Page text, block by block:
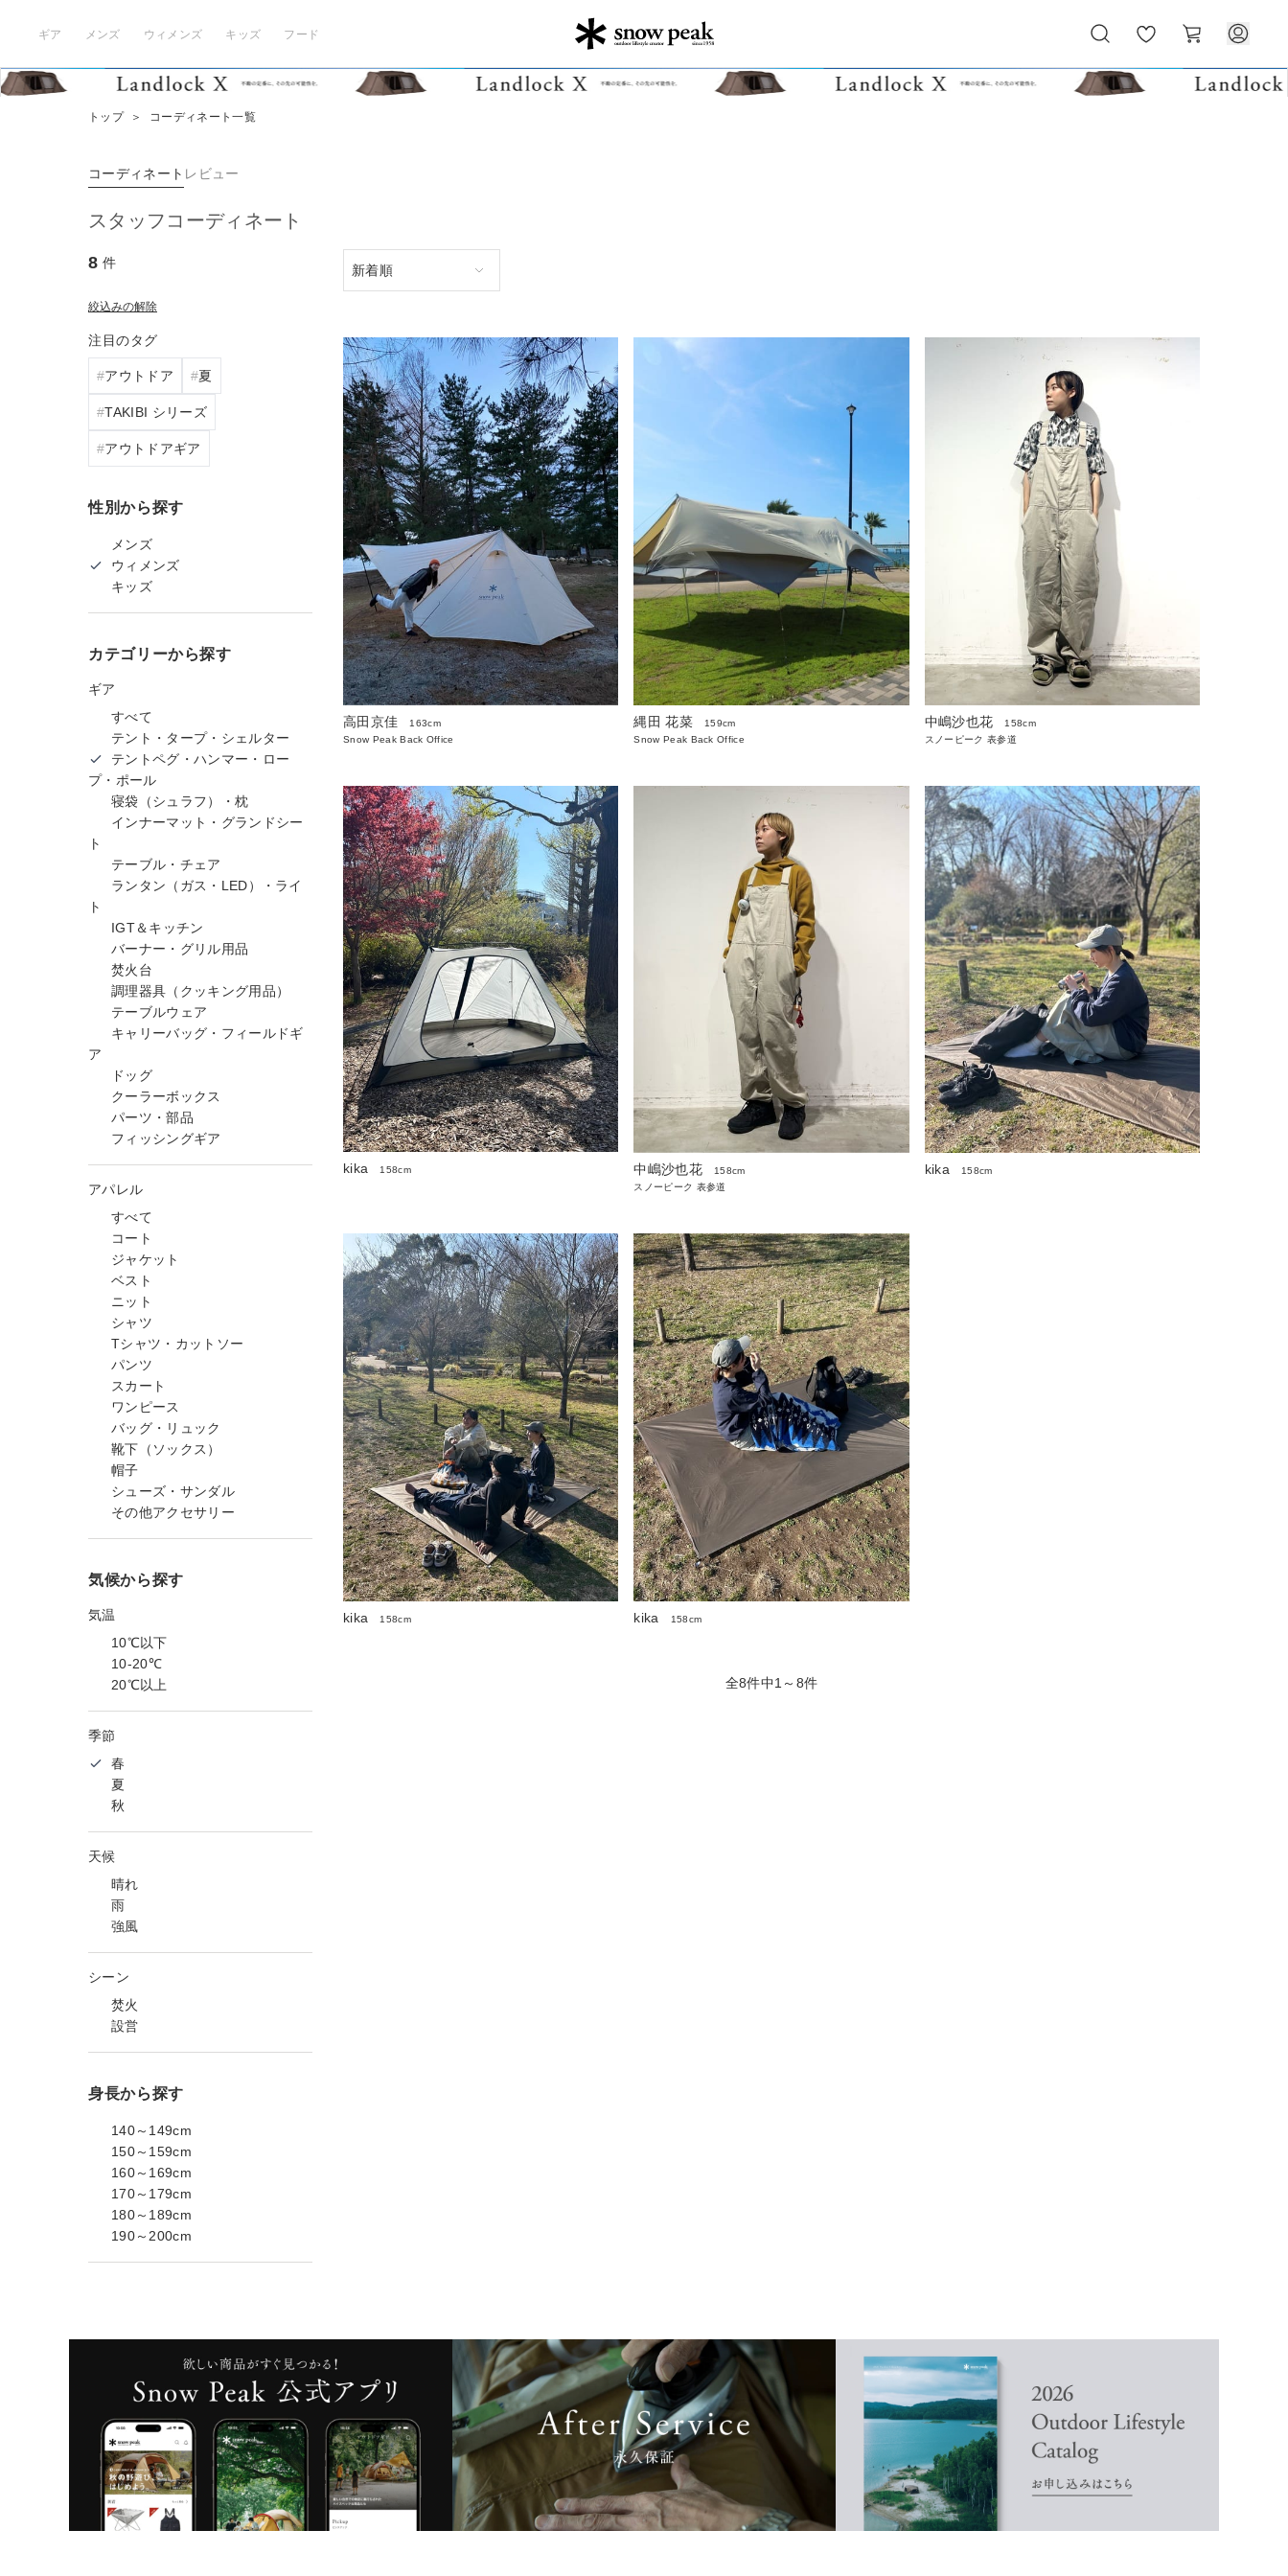
ギア メンズ ウィメンズ キッズ フード
気
に
ー
ト
トップ ＞ コーディネート一覧
コーディネート レビュー
スタッフコーディネート
8 件
絞込みの解除
注目のタグ
アウトドア 夏
TAKIBI シリーズ
アウトドアギア
性別から探す
メンズ
ウィメンズ
キッズ
カテゴリーから探す
ギア
すべて
テント・タープ・シェルター
テントペグ・ハンマー・ロー
プ・ポール
寝袋（シュラフ）・枕
インナーマット・グランドシー
ト
テーブル・チェア
ランタン（ガス・LED）・ライ
ト
IGT＆キッチン
バーナー・グリル用品
焚火台
調理器具（クッキング用品）
テーブルウェア
キャリーバッグ・フィールドギ
ア
ドッグ
クーラーボックス
パーツ・部品
フィッシングギア
アパレル
すべて
コート
ジャケット
ベスト
ニット
シャツ
Tシャツ・カットソー
パンツ
スカート
ワンピース
バッグ・リュック
靴下（ソックス）
帽子
シューズ・サンダル
その他アクセサリー
気候から探す
気温
10℃以下
10-20℃
20℃以上
季節
春
夏
秋
天候
晴れ
雨
強風
シーン
焚火
設営
身長から探す
140～149cm
150～159cm
160～169cm
170～179cm
180～189cm
190～200cm
高田京佳
163cm
Snow Peak Back Office
縄田 花菜
159cm
Snow Peak Back Office
中嶋沙也花
158cm
スノーピーク 表参道
kika 158cm 中嶋沙也花
158cm
スノーピーク 表参道
kika 158cm
kika 158cm kika 158cm
全8件中1～8件